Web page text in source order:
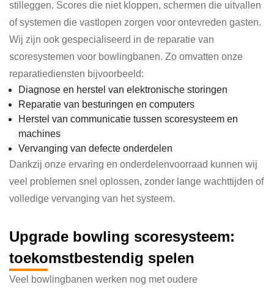
stilleggen. Scores die niet kloppen, schermen die uitvallen
of systemen die vastlopen zorgen voor ontevreden gasten.
Wij zijn ook gespecialiseerd in de reparatie van
scoresystemen voor bowlingbanen. Zo omvatten onze
reparatiediensten bijvoorbeeld:
Diagnose en herstel van elektronische storingen
Reparatie van besturingen en computers
Herstel van communicatie tussen scoresysteem en
machines
Vervanging van defecte onderdelen
Dankzij onze ervaring en onderdelenvoorraad kunnen wij
veel problemen snel oplossen, zonder lange wachttijden of
volledige vervanging van het systeem.
Upgrade bowling scoresysteem:
toekomstbestendig spelen
Veel bowlingbanen werken nog met oudere